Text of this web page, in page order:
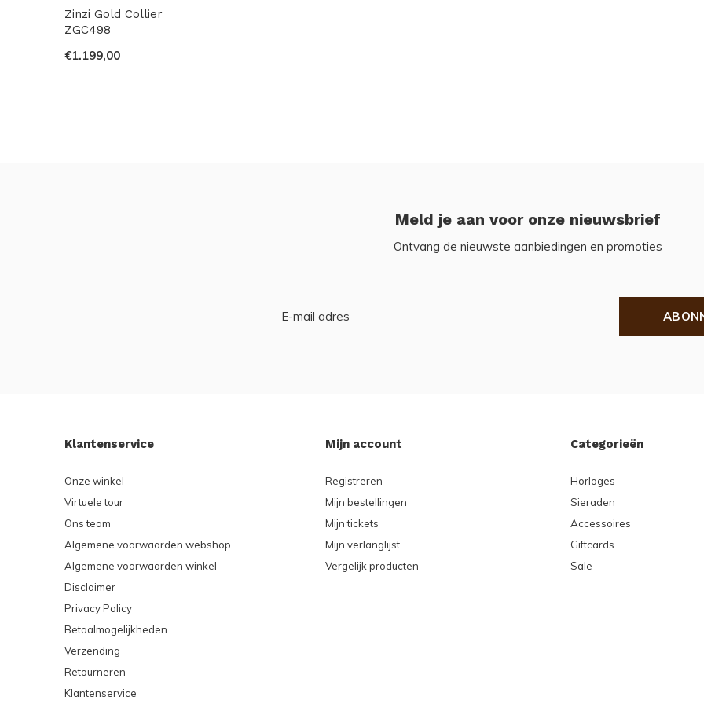
Zinzi Gold Collier
ZGC498
€1.199,00
Meld je aan voor onze nieuwsbrief
Ontvang de nieuwste aanbiedingen en promoties
Klantenservice
Onze winkel
Virtuele tour
Ons team
Algemene voorwaarden webshop
Algemene voorwaarden winkel
Disclaimer
Privacy Policy
Betaalmogelijkheden
Verzending
Retourneren
Klantenservice
Mijn account
Registreren
Mijn bestellingen
Mijn tickets
Mijn verlanglijst
Vergelijk producten
Categorieën
Horloges
Sieraden
Accessoires
Giftcards
Sale